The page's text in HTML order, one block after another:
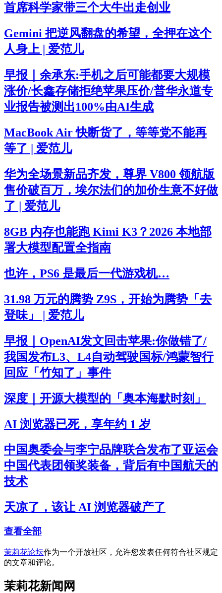
首席科学家带三个大牛出走创业
Gemini 把逆风翻盘的希望，全押在这个
人身上 | 爱范儿
早报｜余承东:手机之后可能都要大规模
涨价/长鑫存储拒绝苹果压价/普华永道专
业报告被测出100%由AI生成
MacBook Air 快断货了，等等党不能再
等了 | 爱范儿
华为全场景新品齐发，尊界 V800 领航版
售价破百万，埃尔法们的加价生意不好做
了 | 爱范儿
8GB 内存也能跑 Kimi K3？2026 本地部
署大模型配置全指南
也许，PS6 是最后一代游戏机…
31.98 万元的腾势 Z9S，开始为腾势「去
登味」 | 爱范儿
早报｜OpenAI发文回击苹果:你做错了/
我国发布L3、L4自动驾驶国标/鸿蒙智行
回应「竹知了」事件
深度｜开源大模型的「奥本海默时刻」
AI 浏览器已死，享年约 1 岁
中国奥委会与李宁品牌联合发布了亚运会
中国代表团领奖装备，背后有中国航天的
技术
天凉了，该让 AI 浏览器破产了
查看全部
茉莉花论坛作为一个开放社区，允许您发表任何符合社区规定
的文章和评论。
茉莉花新闻网